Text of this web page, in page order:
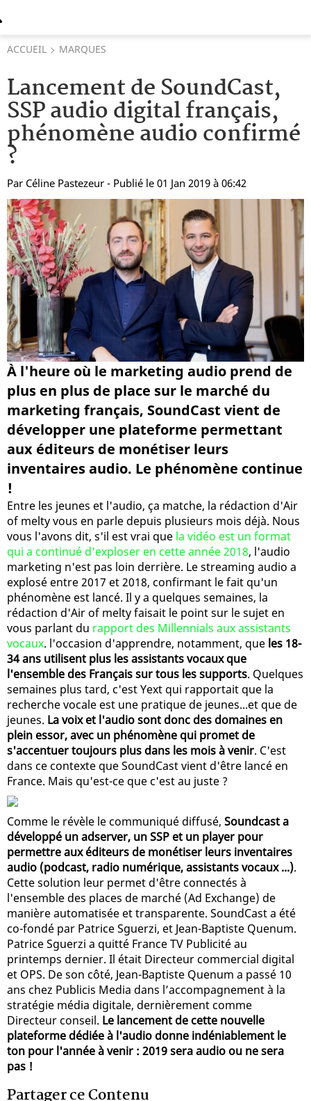
ACCUEIL MARQUES
Lancement de SoundCast,
SSP audio digital français,
phénomène audio confirmé
?
Par Céline Pastezeur - Publié le 01 Jan 2019 à 06:42
À l'heure où le marketing audio prend de
plus en plus de place sur le marché du
marketing français, SoundCast vient de
développer une plateforme permettant
aux éditeurs de monétiser leurs
inventaires audio. Le phénomène continue
!
Entre les jeunes et l'audio, ça matche, la rédaction d'Air
of melty vous en parle depuis plusieurs mois déjà. Nous
vous l'avons dit, s'il est vrai que la vidéo est un format
qui a continué d'exploser en cette année 2018, l'audio
marketing n'est pas loin derrière. Le streaming audio a
explosé entre 2017 et 2018, confirmant le fait qu'un
phénomène est lancé. Il y a quelques semaines, la
rédaction d'Air of melty faisait le point sur le sujet en
vous parlant du rapport des Millennials aux assistants
vocaux. l'occasion d'apprendre, notamment, que les 18-
34 ans utilisent plus les assistants vocaux que
l'ensemble des Français sur tous les supports. Quelques
semaines plus tard, c'est Yext qui rapportait que la
recherche vocale est une pratique de jeunes...et que de
jeunes. La voix et l'audio sont donc des domaines en
plein essor, avec un phénomène qui promet de
s'accentuer toujours plus dans les mois à venir. C'est
dans ce contexte que SoundCast vient d'être lancé en
France. Mais qu'est-ce que c'est au juste ?
Comme le révèle le communiqué diffusé, Soundcast a
développé un adserver, un SSP et un player pour
permettre aux éditeurs de monétiser leurs inventaires
audio (podcast, radio numérique, assistants vocaux ...).
Cette solution leur permet d'être connectés à
l'ensemble des places de marché (Ad Exchange) de
manière automatisée et transparente. SoundCast a été
co-fondé par Patrice Sguerzi, et Jean-Baptiste Quenum.
Patrice Sguerzi a quitté France TV Publicité au
printemps dernier. Il était Directeur commercial digital
et OPS. De son côté, Jean-Baptiste Quenum a passé 10
ans chez Publicis Media dans l’accompagnement à la
stratégie média digitale, dernièrement comme
Directeur conseil. Le lancement de cette nouvelle
plateforme dédiée à l'audio donne indéniablement le
ton pour l'année à venir : 2019 sera audio ou ne sera
pas !
Partager ce Contenu